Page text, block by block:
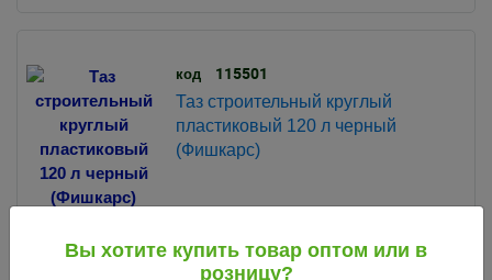
код 115501
Таз строительный круглый
пластиковый 120 л черный
(Фишкарс)
Мин. партия:1 шт. В упак.:
Вы хотите купить товар оптом или в
розницу?